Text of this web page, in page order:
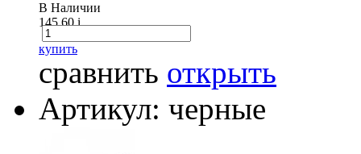
В Наличии
145.60i
купить
сравнить открыть
Артикул: черные